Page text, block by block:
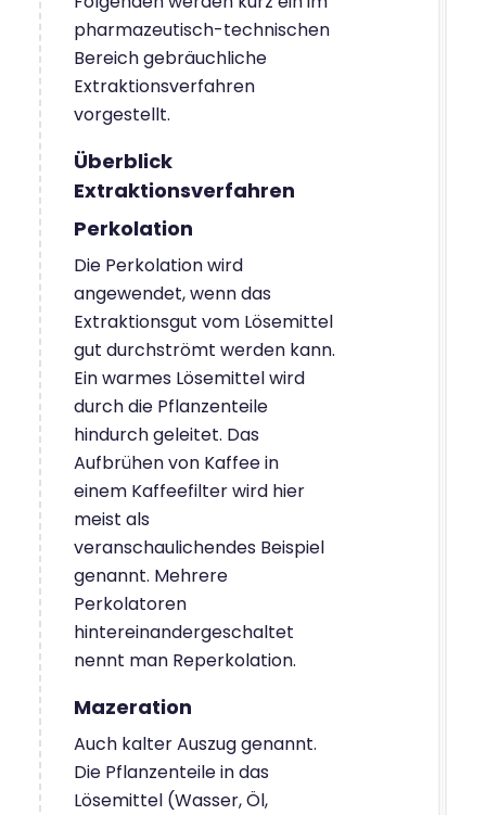
pharmazeutisch-technischen
Bereich gebräuchliche
Extraktionsverfahren
vorgestellt.
Überblick
Extraktionsverfahren
Perkolation
Die Perkolation wird
angewendet, wenn das
Extraktionsgut vom Lösemittel
gut durchströmt werden kann.
Ein warmes Lösemittel wird
durch die Pflanzenteile
hindurch geleitet. Das
Aufbrühen von Kaffee in
einem Kaffeefilter wird hier
meist als
veranschaulichendes Beispiel
genannt. Mehrere
Perkolatoren
hintereinandergeschaltet
nennt man Reperkolation.
Mazeration
Auch kalter Auszug genannt.
Die Pflanzenteile in das
Lösemittel (Wasser, Öl,